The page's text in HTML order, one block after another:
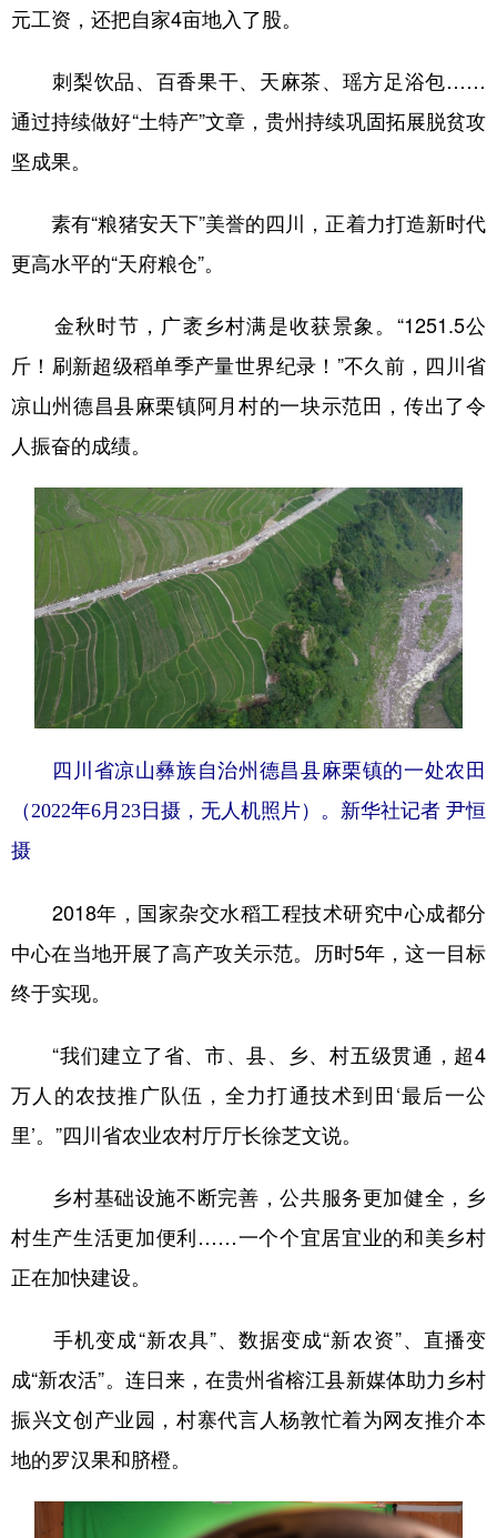
元工资，还把自家4亩地入了股。
刺梨饮品、百香果干、天麻茶、瑶方足浴包……
通过持续做好“土特产”文章，贵州持续巩固拓展脱贫攻
坚成果。
素有“粮猪安天下”美誉的四川，正着力打造新时代
更高水平的“天府粮仓”。
金秋时节，广袤乡村满是收获景象。“1251.5公
斤！刷新超级稻单季产量世界纪录！”不久前，四川省
凉山州德昌县麻栗镇阿月村的一块示范田，传出了令
人振奋的成绩。
四川省凉山彝族自治州德昌县麻栗镇的一处农田
（2022年6月23日摄，无人机照片）。 新华社记者 尹恒
摄
2018年，国家杂交水稻工程技术研究中心成都分
中心在当地开展了高产攻关示范。历时5年，这一目标
终于实现。
“我们建立了省、市、县、乡、村五级贯通，超4
万人的农技推广队伍，全力打通技术到田‘最后一公
里’。”四川省农业农村厅厅长徐芝文说。
乡村基础设施不断完善，公共服务更加健全，乡
村生产生活更加便利……一个个宜居宜业的和美乡村
正在加快建设。
手机变成“新农具”、数据变成“新农资”、直播变
成“新农活”。连日来，在贵州省榕江县新媒体助力乡村
振兴文创产业园，村寨代言人杨敦忙着为网友推介本
地的罗汉果和脐橙。